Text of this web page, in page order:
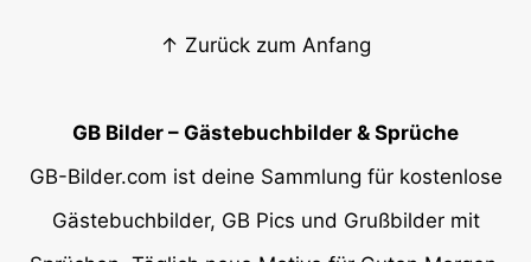
↑ Zurück zum Anfang
GB Bilder – Gästebuchbilder & Sprüche
GB-Bilder.com ist deine Sammlung für kostenlose
Gästebuchbilder, GB Pics und Grußbilder mit